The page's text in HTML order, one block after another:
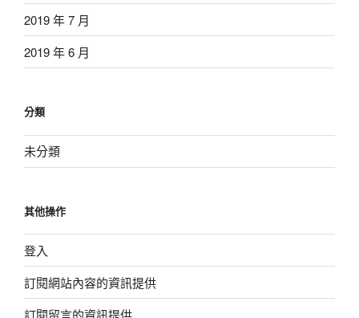
2019 年 7 月
2019 年 6 月
分類
未分類
其他操作
登入
訂閱網站內容的資訊提供
訂閱留言的資訊提供